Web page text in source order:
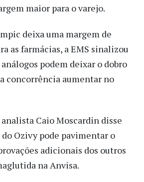
maior para o varejo.
deixa uma margem de
as farmácias, a EMS sinalizou
podem deixar o dobro
concorrência aumentar no
Caio Moscardin disse
do Ozivy pode pavimentar o
adicionais dos outros
na Anvisa.